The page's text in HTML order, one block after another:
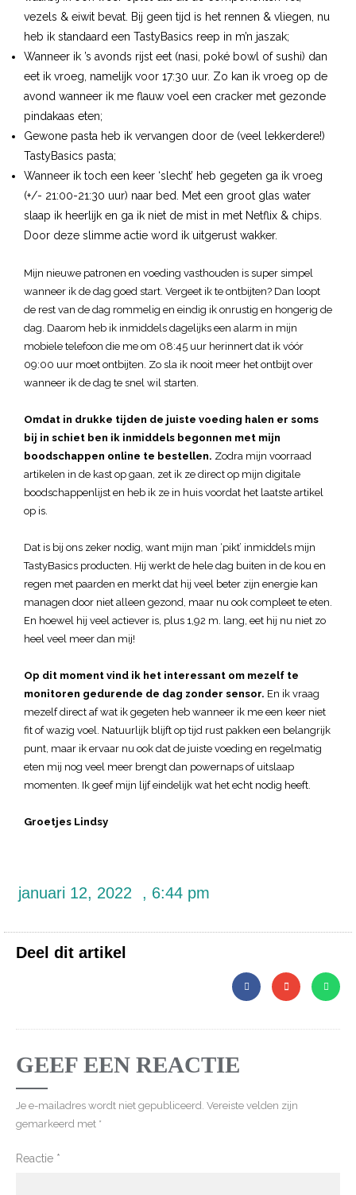
vezels & eiwit bevat. Bij geen tijd is het rennen & vliegen, nu
heb ik standaard een TastyBasics reep in m’n jaszak;
Wanneer ik ’s avonds rijst eet (nasi, poké bowl of sushi) dan
eet ik vroeg, namelijk voor 17:30 uur. Zo kan ik vroeg op de
avond wanneer ik me flauw voel een cracker met gezonde
pindakaas eten;
Gewone pasta heb ik vervangen door de (veel lekkerdere!)
TastyBasics pasta;
Wanneer ik toch een keer ‘slecht’ heb gegeten ga ik vroeg
(+/- 21:00-21:30 uur) naar bed. Met een groot glas water
slaap ik heerlijk en ga ik niet de mist in met Netflix & chips.
Door deze slimme actie word ik uitgerust wakker.
Mijn nieuwe patronen en voeding vasthouden is super simpel
wanneer ik de dag goed start. Vergeet ik te ontbijten? Dan loopt
de rest van de dag rommelig en eindig ik onrustig en hongerig de
dag. Daarom heb ik inmiddels dagelijks een alarm in mijn
mobiele telefoon die me om 08:45 uur herinnert dat ik vóór
09:00 uur moet ontbijten. Zo sla ik nooit meer het ontbijt over
wanneer ik de dag te snel wil starten.
Omdat in drukke tijden de juiste voeding halen er soms
bij in schiet ben ik inmiddels begonnen met mijn
boodschappen online te bestellen. Zodra mijn voorraad
artikelen in de kast op gaan, zet ik ze direct op mijn digitale
boodschappenlijst en heb ik ze in huis voordat het laatste artikel
op is.
Dat is bij ons zeker nodig, want mijn man ‘pikt’ inmiddels mijn
TastyBasics producten. Hij werkt de hele dag buiten in de kou en
regen met paarden en merkt dat hij veel beter zijn energie kan
managen door niet alleen gezond, maar nu ook compleet te eten.
En hoewel hij veel actiever is, plus 1,92 m. lang, eet hij nu niet zo
heel veel meer dan mij!
Op dit moment vind ik het interessant om mezelf te
monitoren gedurende de dag zonder sensor. En ik vraag
mezelf direct af wat ik gegeten heb wanneer ik me een keer niet
fit of wazig voel. Natuurlijk blijft op tijd rust pakken een belangrijk
punt, maar ik ervaar nu ook dat de juiste voeding en regelmatig
eten mij nog veel meer brengt dan powernaps of uitslaap
momenten. Ik geef mijn lijf eindelijk wat het echt nodig heeft.
Groetjes Lindsy
januari 12, 2022 , 6:44 pm
Deel dit artikel
GEEF EEN REACTIE
Je e-mailadres wordt niet gepubliceerd. Vereiste velden zijn
gemarkeerd met *
Reactie *